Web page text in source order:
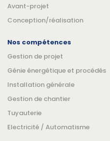
Avant-projet
Conception/réalisation
Nos compétences
Gestion de projet
Génie énergétique et procédés
Installation générale
Gestion de chantier
Tuyauterie
Electricité / Automatisme